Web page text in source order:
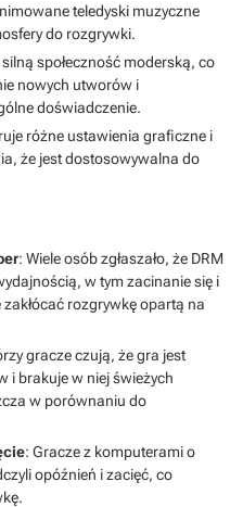
teledyski muzyczne
do rozgrywki.
społeczność moderską, co
nowych utworów i
doświadczenie.
różne ustawienia graficzne i
że jest dostosowywalna do
: Wiele osób zgłaszało, że DRM
w tym zacinanie się i
rozgrywkę opartą na
gracze czują, że gra jest
i brakuje w niej świeżych
w porównaniu do
: Gracze z komputerami o
opóźnień i zacięć, co